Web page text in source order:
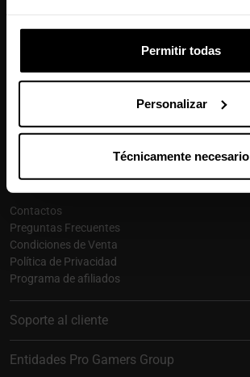
Permitir todas
Personalizar
Técnicamente necesario
Términos del Serviciode Google.
Caseking España
Contactos
Preguntas Frecuentes
Condiciones de Venta
Política de Privacidad
Programa de afiliados
Soporte al cliente
Entidades Pro Gamers Group